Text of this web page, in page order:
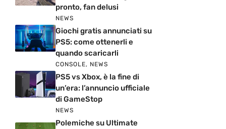
pronto, fan delusi
NEWS
Giochi gratis annunciati su
PS5: come ottenerli e
quando scaricarli
CONSOLE, NEWS
PS5 vs Xbox, è la fine di
un’era: l’annuncio ufficiale
di GameStop
NEWS
Polemiche su Ultimate